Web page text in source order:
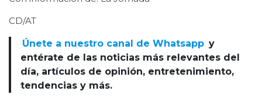
CD/AT
Únete a nuestro canal de Whatsapp y
entérate de las noticias más relevantes del
día, artículos de opinión, entretenimiento,
tendencias y más.